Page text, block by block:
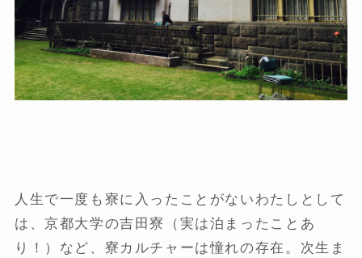
人生で一度も寮に入ったことがないわたしとして
は、京都大学の吉田寮（実は泊まったことあ
り！）など、寮カルチャーは憧れの存在。次生ま